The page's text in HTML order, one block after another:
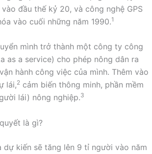
đầu thế kỷ 20, và công nghệ GPS
vào cuối những năm 1990.1
mình trở thành một công ty công
as a service) cho phép nông dân ra
hành công việc của mình. Thêm vào
lái,2 cảm biến thông minh, phần mềm
lái) nông nghiệp.3
là gì?
kiến sẽ tăng lên 9 tỉ người vào năm